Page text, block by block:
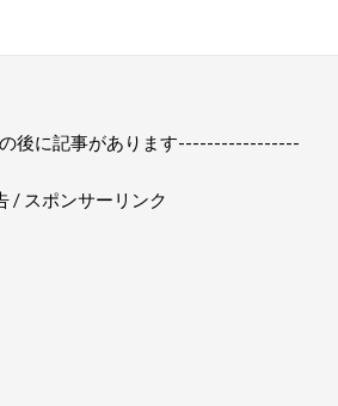
後に記事があります-----------------
/ スポンサーリンク